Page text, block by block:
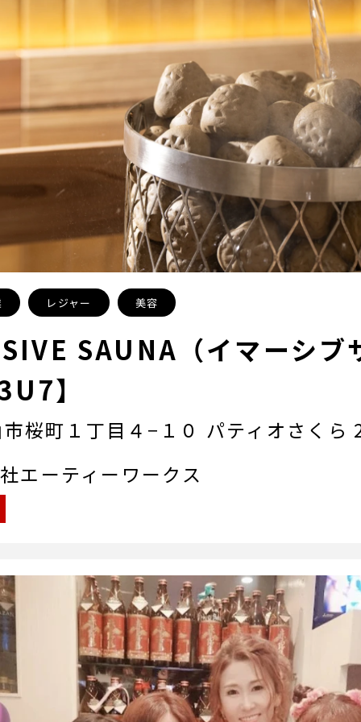
レジャー 美容
SAUNA（イマーシブ
】
桜町１丁目４−１０ パティオさくら
エーティーワークス